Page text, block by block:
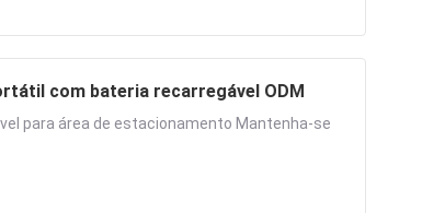
com bateria recarregável ODM
para área de estacionamento Mantenha-se